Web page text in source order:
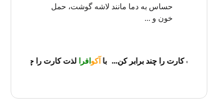
حساس به دما مانند لاشه گوشت، حمل
خون و ...
...باآکوافرا لذت کارت را افرا لذت کارت را چند برابر کن